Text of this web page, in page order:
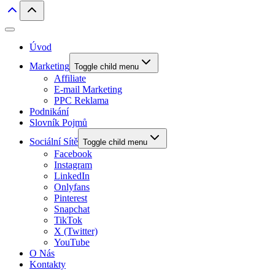
Úvod
Marketing Toggle child menu
Affiliate
E-mail Marketing
PPC Reklama
Podnikání
Slovník Pojmů
Sociální Sítě Toggle child menu
Facebook
Instagram
LinkedIn
Onlyfans
Pinterest
Snapchat
TikTok
X (Twitter)
YouTube
O Nás
Kontakty